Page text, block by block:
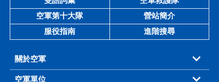
空軍第十大隊
營站簡介
服役指南
進階搜尋
關於空軍
空軍單位